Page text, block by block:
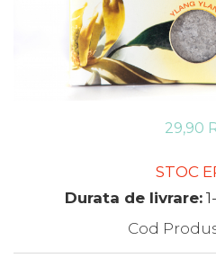
29,90
STOC
Durata de livrare:
Cod